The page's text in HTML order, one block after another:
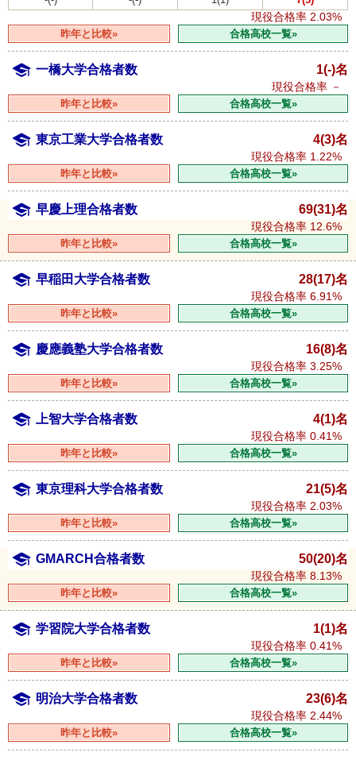
現役合格率 2.03%
昨年と比較» 合格高校一覧»
一橋大学合格者数 1(-)名
現役合格率 －
昨年と比較» 合格高校一覧»
東京工業大学合格者数 4(3)名
現役合格率 1.22%
昨年と比較» 合格高校一覧»
早慶上理合格者数 69(31)名
現役合格率 12.6%
昨年と比較» 合格高校一覧»
早稲田大学合格者数 28(17)名
現役合格率 6.91%
昨年と比較» 合格高校一覧»
慶應義塾大学合格者数 16(8)名
現役合格率 3.25%
昨年と比較» 合格高校一覧»
上智大学合格者数 4(1)名
現役合格率 0.41%
昨年と比較» 合格高校一覧»
東京理科大学合格者数 21(5)名
現役合格率 2.03%
昨年と比較» 合格高校一覧»
GMARCH合格者数 50(20)名
現役合格率 8.13%
昨年と比較» 合格高校一覧»
学習院大学合格者数 1(1)名
現役合格率 0.41%
昨年と比較» 合格高校一覧»
明治大学合格者数 23(6)名
現役合格率 2.44%
昨年と比較» 合格高校一覧»